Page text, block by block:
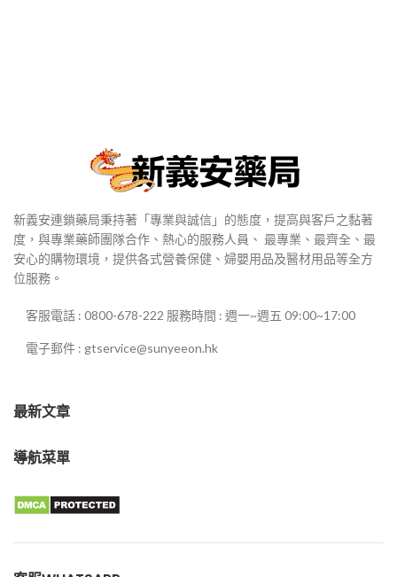
新義安連鎖藥局秉持著「專業與誠信」的態度，提高與客戶之黏著
度，與專業藥師團隊合作、熱心的服務人員、 最專業、最齊全、最
安心的購物環境，提供各式營養保健、婦嬰用品及醫材用品等全方
位服務。
客服電話 : 0800-678-222 服務時間 : 週一~週五 09:00~17:00
電子郵件 : gtservice@sunyeeon.hk
最新文章
導航菜單